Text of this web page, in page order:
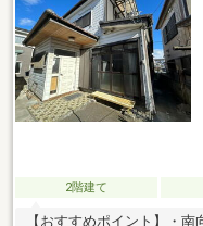
2階建て
【おすすめポイント】・